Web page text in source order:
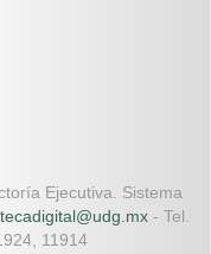
Ejecutiva. Sistema
- Tel.
11914